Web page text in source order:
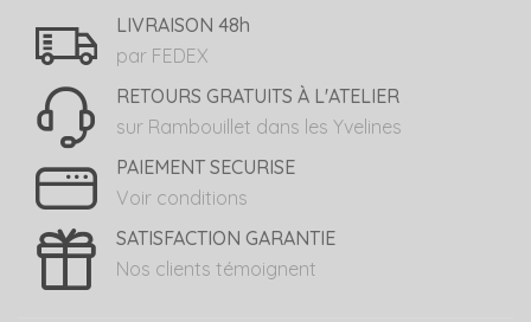
LIVRAISON 48h
par FEDEX
RETOURS GRATUITS À L'ATELIER
sur Rambouillet dans les Yvelines
PAIEMENT SECURISE
Voir conditions
SATISFACTION GARANTIE
Nos clients témoignent